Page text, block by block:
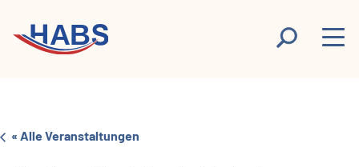
« Alle Veranstaltungen